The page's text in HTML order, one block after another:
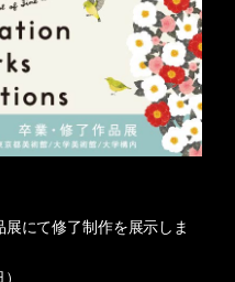
にて修了制作を展示しま